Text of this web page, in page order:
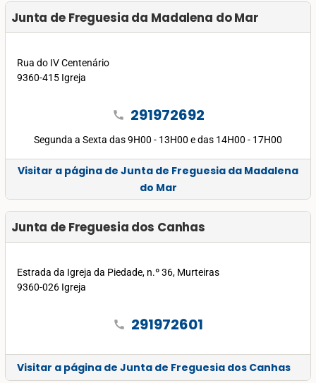
Junta de Freguesia da Madalena do Mar
Rua do IV Centenário
9360-415 Igreja
call 291972692
Segunda a Sexta das 9H00 - 13H00 e das 14H00 - 17H00
Visitar a página de Junta de Freguesia da Madalena
do Mar
Junta de Freguesia dos Canhas
Estrada da Igreja da Piedade, n.º 36, Murteiras
9360-026 Igreja
call 291972601
Visitar a página de Junta de Freguesia dos Canhas